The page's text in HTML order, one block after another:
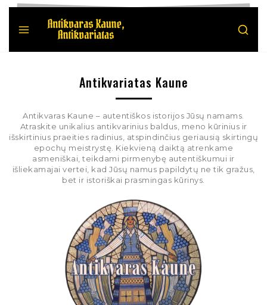
Antikvariatas Kaune
Antikvaras Kaune – autentiškos istorijos Jūsų namams.
Atraskite unikalius antikvarinius baldus, meno kūrinius ir
išskirtinius praeities radinius, atspindinčius geriausią skirtingų
epochų meistrystę. Kiekvieną daiktą atrenkame
asmeniškai, teikdami pirmenybę autentiškumui ir
išliekamajai vertei, kad Jūsų namus papildytų ne tik gražus,
bet ir istoriškai prasmingas kūrinys.